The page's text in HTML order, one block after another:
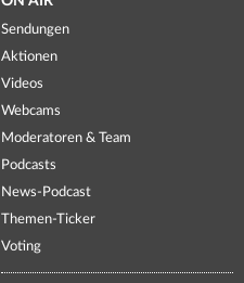
Sendungen
Aktionen
Videos
Webcams
Moderatoren & Team
Podcasts
News-Podcast
Themen-Ticker
Voting